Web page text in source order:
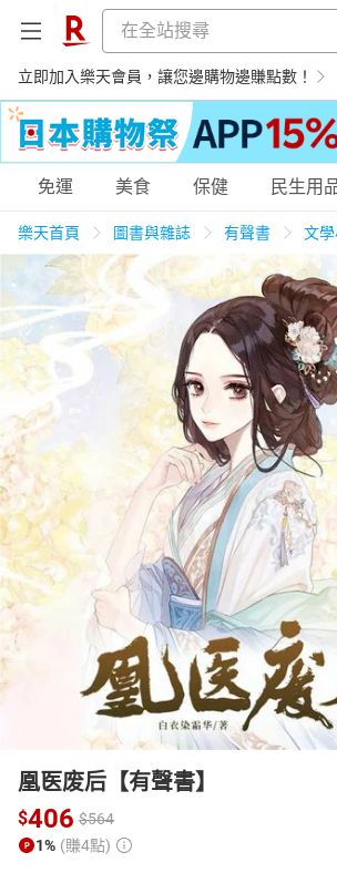
立即加入樂天會員，讓您邊購物邊賺點數！
購物網分類
天天免運 美食蛋糕 養生保
居家生活 3C家電 運動休閒
男裝 化妝保養
日本購物 電子/紙本書
HOT
免運 美食 保健 民生用
樂天首頁 圖書與雜誌 有聲書 文
凰医废后【有聲書】
$406 $564
1% (賺4點)